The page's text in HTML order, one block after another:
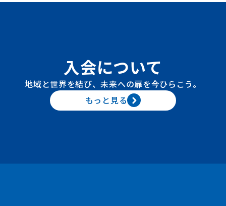
入会について
地域と世界を結び、未来への扉を今ひらこう。
もっと見る